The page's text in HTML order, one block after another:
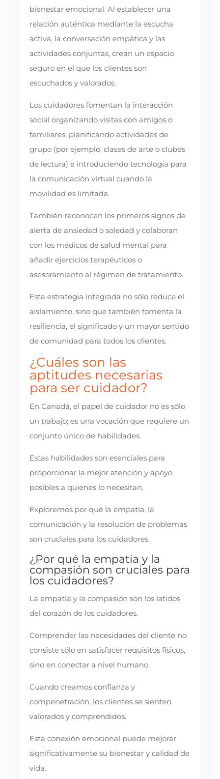
bienestar emocional. Al establecer una
relación auténtica mediante la escucha
activa, la conversación empática y las
actividades conjuntas, crean un espacio
seguro en el que los clientes son
escuchados y valorados.
Los cuidadores fomentan la interacción
social organizando visitas con amigos o
familiares, planificando actividades de
grupo (por ejemplo, clases de arte o clubes
de lectura) e introduciendo tecnología para
la comunicación virtual cuando la
movilidad es limitada.
También reconocen los primeros signos de
alerta de ansiedad o soledad y colaboran
con los médicos de salud mental para
añadir ejercicios terapéuticos o
asesoramiento al régimen de tratamiento.
Esta estrategia integrada no sólo reduce el
aislamiento, sino que también fomenta la
resiliencia, el significado y un mayor sentido
de comunidad para todos los clientes.
¿Cuáles son las
aptitudes necesarias
para ser cuidador?
En Canadá, el papel de cuidador no es sólo
un trabajo; es una vocación que requiere un
conjunto único de habilidades.
Estas habilidades son esenciales para
proporcionar la mejor atención y apoyo
posibles a quienes lo necesitan.
Exploremos por qué la empatía, la
comunicación y la resolución de problemas
son cruciales para los cuidadores.
¿Por qué la empatía y la
compasión son cruciales para
los cuidadores?
La empatía y la compasión son los latidos
del corazón de los cuidadores.
Comprender las necesidades del cliente no
consiste sólo en satisfacer requisitos físicos,
sino en conectar a nivel humano.
Cuando creamos confianza y
compenetración, los clientes se sienten
valorados y comprendidos.
Esta conexión emocional puede mejorar
significativamente su bienestar y calidad de
vida.